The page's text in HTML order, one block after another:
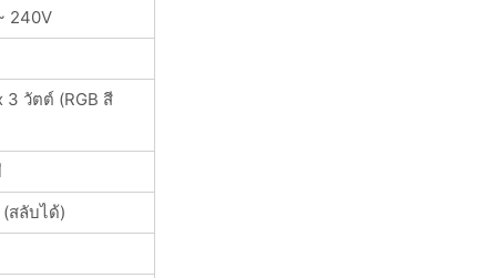
240V
3 วัตต์ (RGB สี
สลับได้)